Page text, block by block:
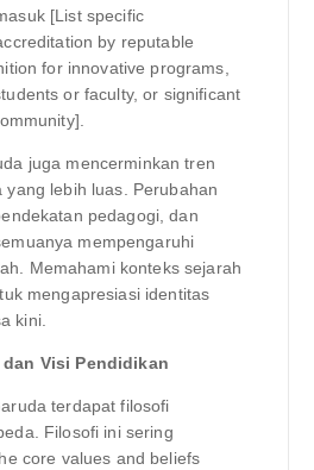
[List specific
by reputable
for innovative programs,
or faculty, or significant
juga mencerminkan tren
yang lebih luas. Perubahan
pedagogi, dan
mempengaruhi
Memahami konteks sejarah
mengapresiasi identitas
kini.
Visi Pendidikan
terdapat filosofi
Filosofi ini sering
core values and beliefs